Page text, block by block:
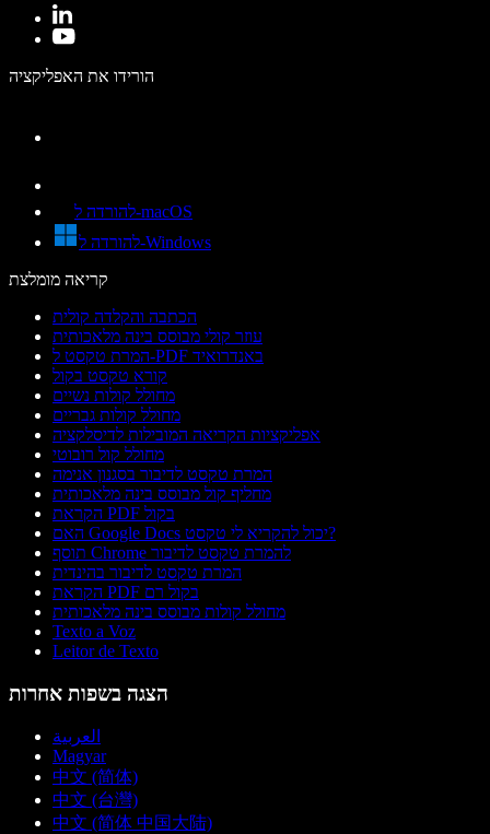
הורידו את האפליקציה
להורדה ל-macOS
להורדה ל-Windows
קריאה מומלצת
הכתבה והקלדה קולית
עוזר קולי מבוסס בינה מלאכותית
המרת טקסט ל-PDF באנדרואיד
קורא טקסט בקול
מחולל קולות נשיים
מחולל קולות גבריים
אפליקציות הקריאה המובילות לדיסלקציה
מחולל קול רובוטי
המרת טקסט לדיבור בסגנון אנימה
מחליף קול מבוסס בינה מלאכותית
הקראת PDF בקול
האם Google Docs יכול להקריא לי טקסט?
תוסף Chrome להמרת טקסט לדיבור
המרת טקסט לדיבור בהינדית
הקראת PDF בקול רם
מחולל קולות מבוסס בינה מלאכותית
Texto a Voz
Leitor de Texto
הצגה בשפות אחרות
العربية
Magyar
中文 (简体)
中文 (台灣)
中文 (简体 中国大陆)